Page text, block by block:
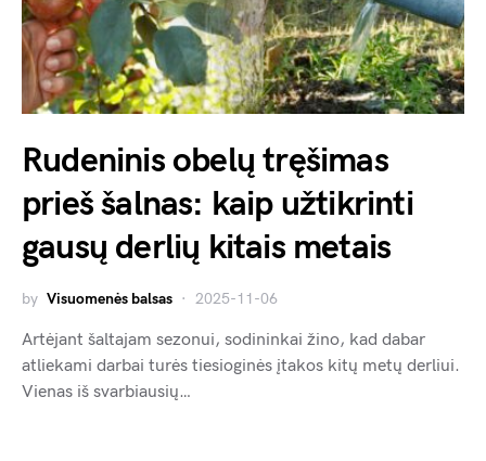
Rudeninis obelų tręšimas
prieš šalnas: kaip užtikrinti
gausų derlių kitais metais
by Visuomenės balsas 2025-11-06
Artėjant šaltajam sezonui, sodininkai žino, kad dabar
atliekami darbai turės tiesioginės įtakos kitų metų derliui.
Vienas iš svarbiausių…